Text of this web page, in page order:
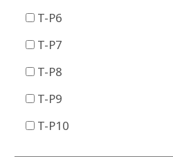
T-P6
T-P7
T-P8
T-P9
T-P10